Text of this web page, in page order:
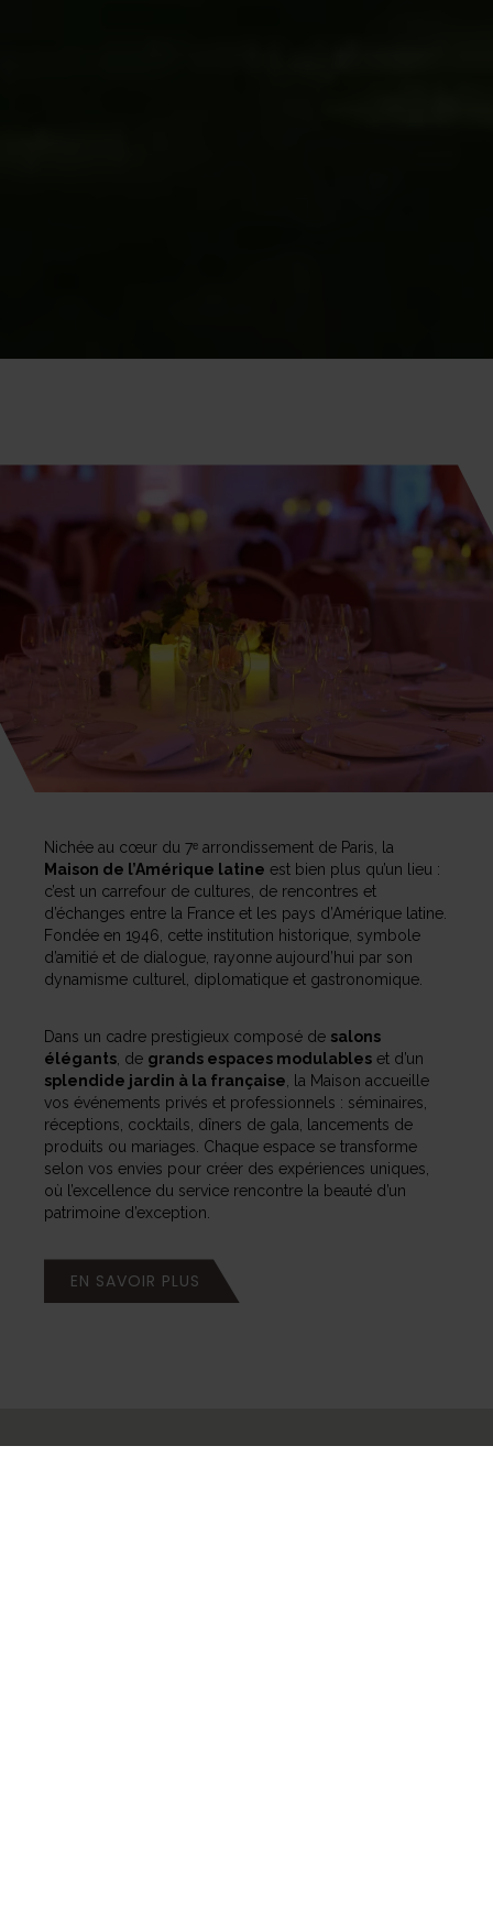
Nichée au cœur du 7ᵉ arrondissement de Paris, la
Maison de l’Amérique latine est bien plus qu’un lieu :
c’est un carrefour de cultures, de rencontres et
d’échanges entre la France et les pays d’Amérique latine.
Fondée en 1946, cette institution historique, symbole
d’amitié et de dialogue, rayonne aujourd’hui par son
dynamisme culturel, diplomatique et gastronomique.
Dans un cadre prestigieux composé de salons
élégants, de grands espaces modulables et d’un
splendide jardin à la française, la Maison accueille
vos événements privés et professionnels : séminaires,
réceptions, cocktails, dîners de gala, lancements de
produits ou mariages. Chaque espace se transforme
selon vos envies pour créer des expériences uniques,
où l’excellence du service rencontre la beauté d’un
patrimoine d’exception.
EN SAVOIR PLUS